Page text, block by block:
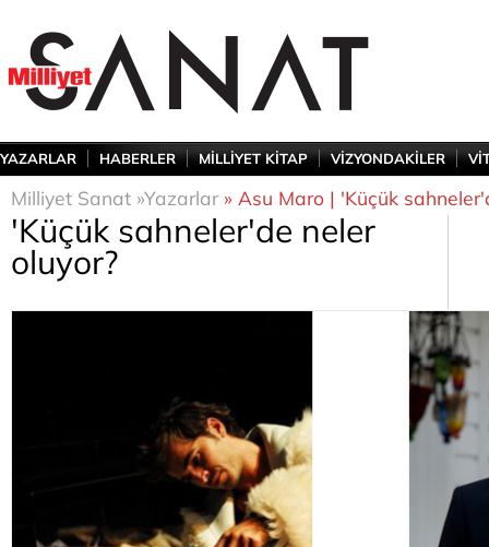
YAZARLAR HABERLER MİLLİYET KİTAP VİZYONDAKİLER
Milliyet Sanat »Yazarlar» Asu Maro | 'Küçük
'Küçük sahneler'de neler
oluyor?